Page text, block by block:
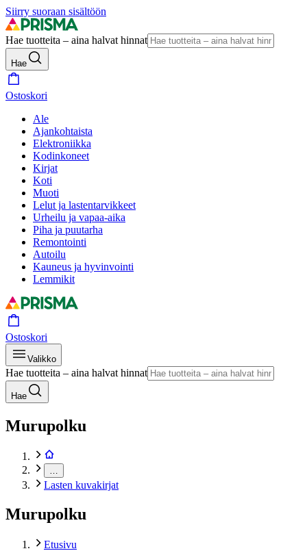
Siirry suoraan sisältöön
Hae tuotteita – aina halvat hinnat
Hae
Ostoskori
Ale
Ajankohtaista
Elektroniikka
Kodinkoneet
Kirjat
Koti
Muoti
Lelut ja lastentarvikkeet
Urheilu ja vapaa-aika
Piha ja puutarha
Remontointi
Autoilu
Kauneus ja hyvinvointi
Lemmikit
Ostoskori
Valikko
Hae tuotteita – aina halvat hinnat
Hae
Murupolku
Lasten kuvakirjat
Murupolku
Etusivu